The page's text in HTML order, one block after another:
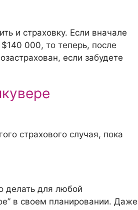
и страховку. Если вначале
000, то теперь, после
если забудете
страхового случая, пока
делать для любой
в своем планировании. Даже